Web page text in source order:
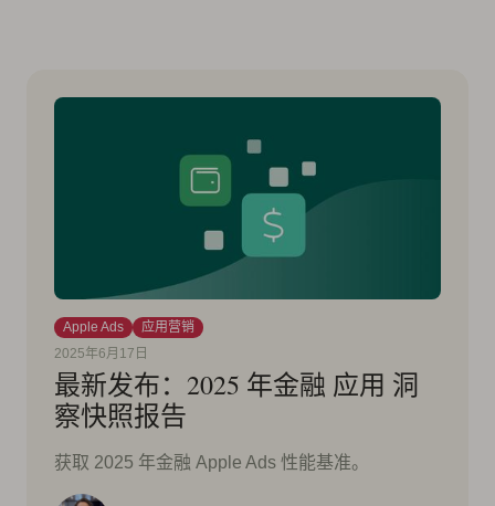
Apple Ads
应用营销
2025年6月17日
最新发布：2025 年金融 应用 洞
察快照报告
获取 2025 年金融 Apple Ads 性能基准。